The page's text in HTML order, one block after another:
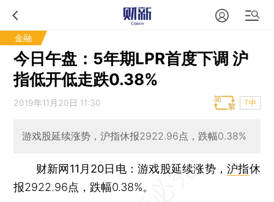
金融
今日午盘：5年期LPR首度下调 沪
指低开低走跌0.38%
2019年11月20日 11:30 T中
游戏股延续涨势，沪指休报2922.96点，跌幅0.38%
财新网11月20日电：游戏股延续涨势，沪指休
报2922.96点，跌幅0.38%。